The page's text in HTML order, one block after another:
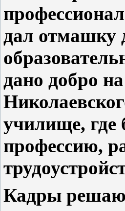
дал отмашку
дано добро
училище,
профессию,
Кадры